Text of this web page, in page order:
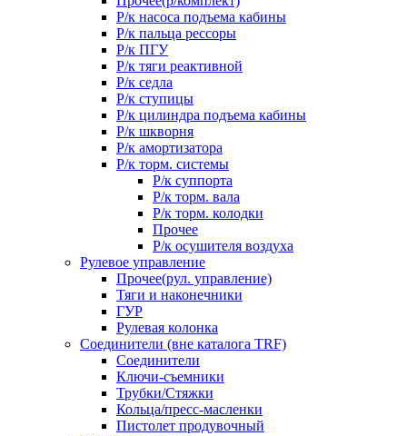
Р/к насоса подъема кабины
Р/к пальца рессоры
Р/к ПГУ
Р/к тяги реактивной
Р/к седла
Р/к ступицы
Р/к цилиндра подъема кабины
Р/к шкворня
Р/к амортизатора
Р/к торм. системы
Р/к суппорта
Р/к торм. вала
Р/к торм. колодки
Прочее
Р/к осушителя воздуха
Рулевое управление
Прочее(рул. управление)
Тяги и наконечники
ГУР
Рулевая колонка
Соединители (вне каталога TRF)
Соединители
Ключи-cъемники
Трубки/Стяжки
Кольца/пресс-масленки
Пистолет продувочный